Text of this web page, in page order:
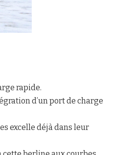
rapide.
d’un port de charge
excelle déjà dans leur